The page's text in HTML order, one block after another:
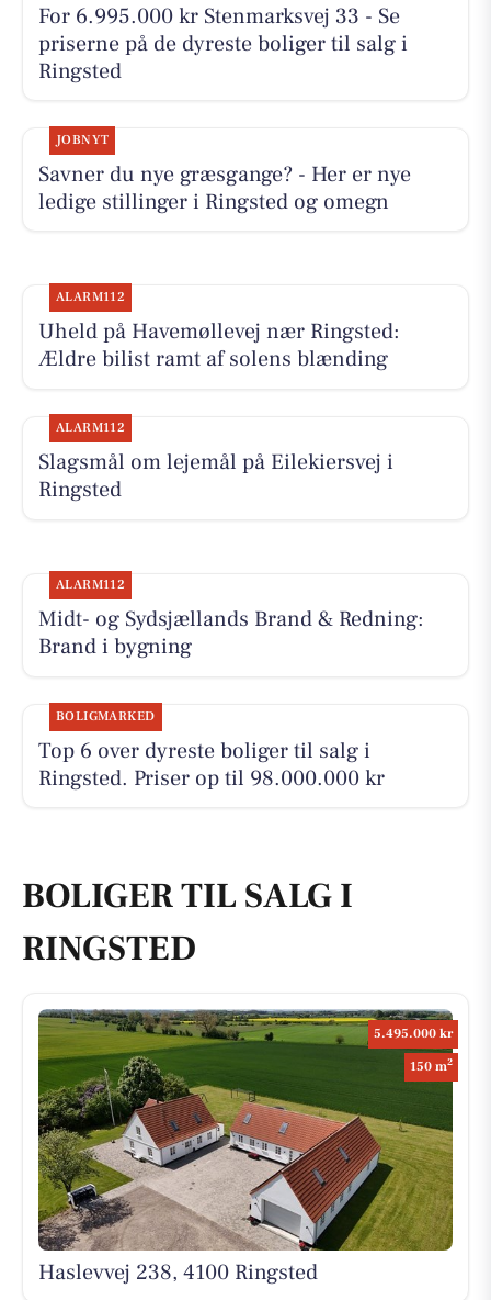
For 6.995.000 kr Stenmarksvej 33 - Se
priserne på de dyreste boliger til salg i
Ringsted
JOBNYT
Savner du nye græsgange? - Her er nye
ledige stillinger i Ringsted og omegn
ALARM112
Uheld på Havemøllevej nær Ringsted:
Ældre bilist ramt af solens blænding
ALARM112
Slagsmål om lejemål på Eilekiersvej i
Ringsted
ALARM112
Midt- og Sydsjællands Brand & Redning:
Brand i bygning
BOLIGMARKED
Top 6 over dyreste boliger til salg i
Ringsted. Priser op til 98.000.000 kr
BOLIGER TIL SALG I
RINGSTED
5.495.000 kr
150 m2
Haslevvej 238, 4100 Ringsted